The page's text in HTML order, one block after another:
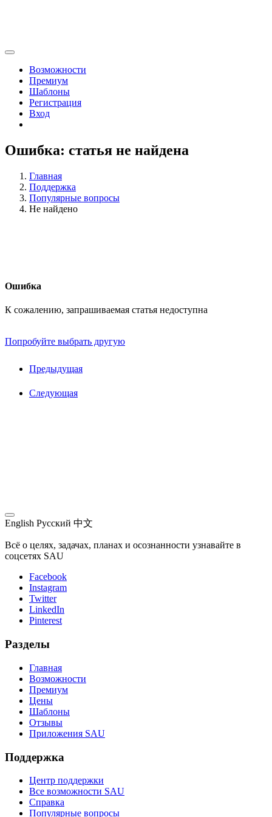
Возможности
Премиум
Шаблоны
Регистрация
Вход
Ошибка: статья не найдена
Главная
Поддержка
Популярные вопросы
Не найдено
Ошибка
К сожалению, запрашиваемая статья недоступна
Попробуйте выбрать другую
Предыдущая
Следующая
English Русский 中文
Всё о целях, задачах, планах и осознанности узнавайте в
соцсетях SAU
Facebook
Instagram
Twitter
LinkedIn
Pinterest
Разделы
Главная
Возможности
Премиум
Цены
Шаблоны
Отзывы
Приложения SAU
Поддержка
Центр поддержки
Все возможности SAU
Справка
Популярные вопросы